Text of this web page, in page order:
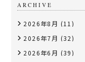
ARCHIVE
2026年8月 (11)
2026年7月 (32)
2026年6月 (39)